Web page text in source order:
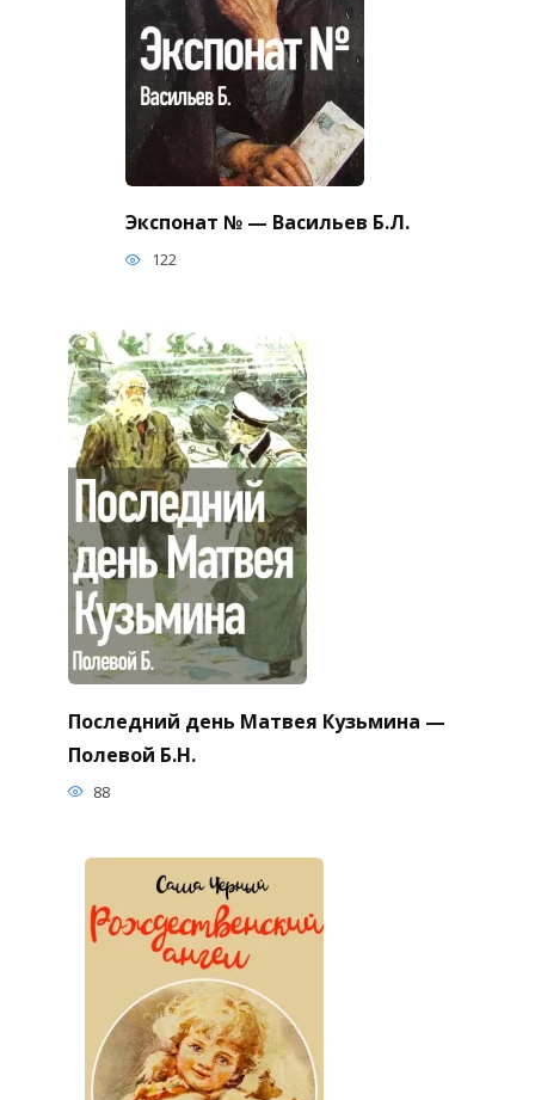
Экспонат № — Васильев Б.Л.
122
Последний день Матвея Кузьмина —
Полевой Б.Н.
88